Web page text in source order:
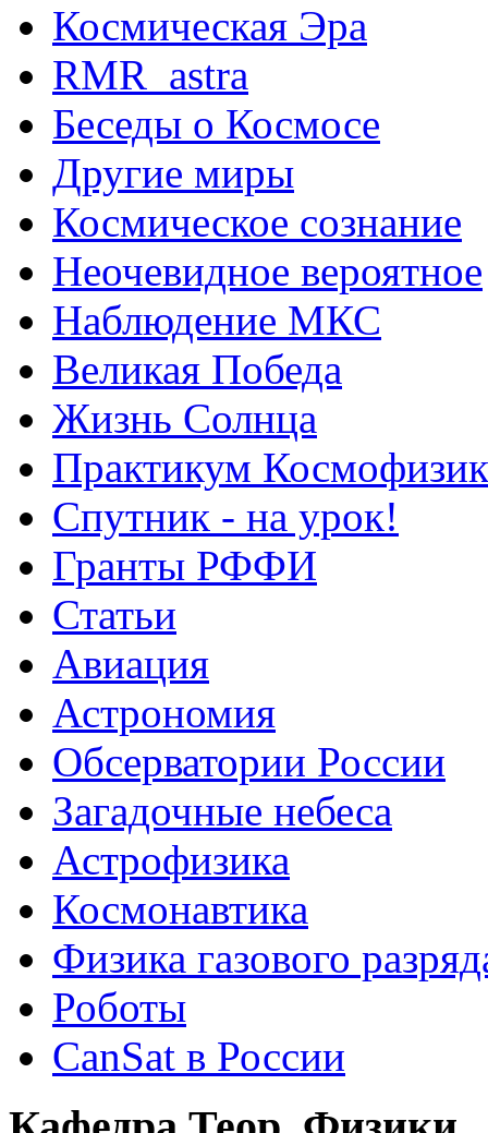
Космическая Эра
RMR_astra
Беседы о Космосе
Другие миры
Космическое сознание
Неочевидное вероятное
Наблюдение МКС
Великая Победа
Жизнь Солнца
Практикум
Спутник - на урок!
Гранты РФФИ
Статьи
Авиация
Астрономия
Обсерватории России
Загадочные небеса
Астрофизика
Космонавтика
Физика газового
Роботы
CanSat в России